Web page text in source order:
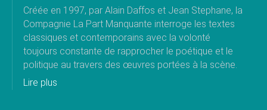
Créée en 1997, par Alain Daffos et Jean Stephane, la
Compagnie La Part Manquante interroge les textes
classiques et contemporains avec la volonté
toujours constante de rapprocher le poétique et le
politique au travers des œuvres portées à la scène.
Lire plus